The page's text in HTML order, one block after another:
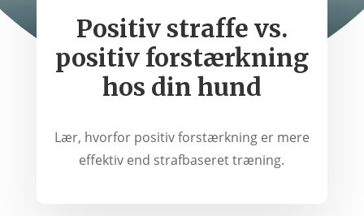
Positiv straffe vs.
positiv forstærkning
hos din hund
Lær, hvorfor positiv forstærkning er mere
effektiv end strafbaseret træning.